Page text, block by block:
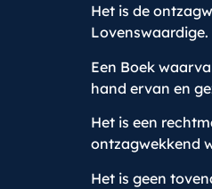
Het is de
Lovenswaardige.
Een Boek
hand ervan en
Het is een
ontzagwekkend
Het is geen